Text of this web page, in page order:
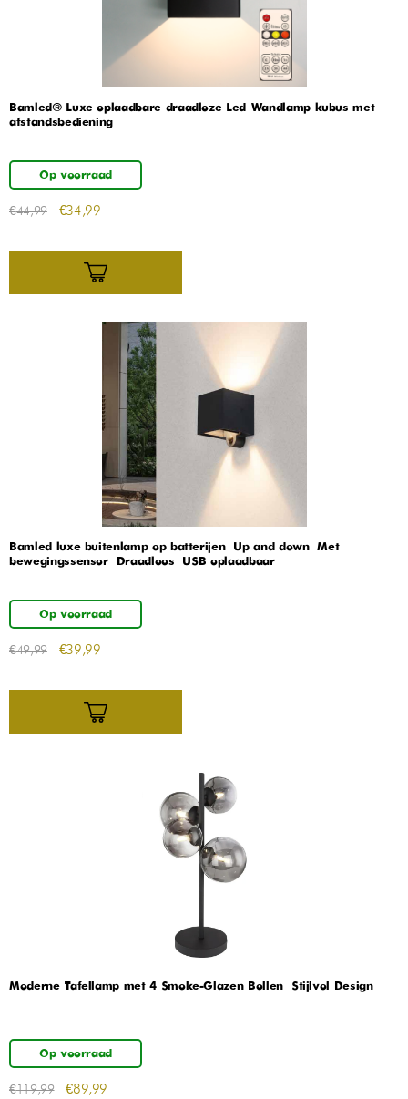
Bamled® Luxe oplaadbare draadloze Led Wandlamp kubus met
afstandsbediening
Op voorraad
€44,99 €34,99
Bamled luxe buitenlamp op batterijen – Up and down – Met
bewegingssensor – Draadloos – USB oplaadbaar
Op voorraad
€49,99 €39,99
Moderne Tafellamp met 4 Smoke-Glazen Bollen – Stijlvol Design
Op voorraad
€119,99 €89,99